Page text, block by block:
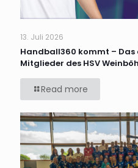
13. Juli 2026
Handball360 kommt –
Mitglieder des HSV
Read more